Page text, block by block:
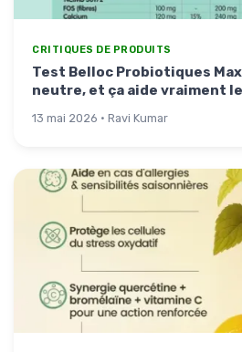
CRITIQUES DE PRODUITS
Test Belloc Probiotiques
neutre, et ça aide vraiment
13 mai 2026 · Ravi Kumar